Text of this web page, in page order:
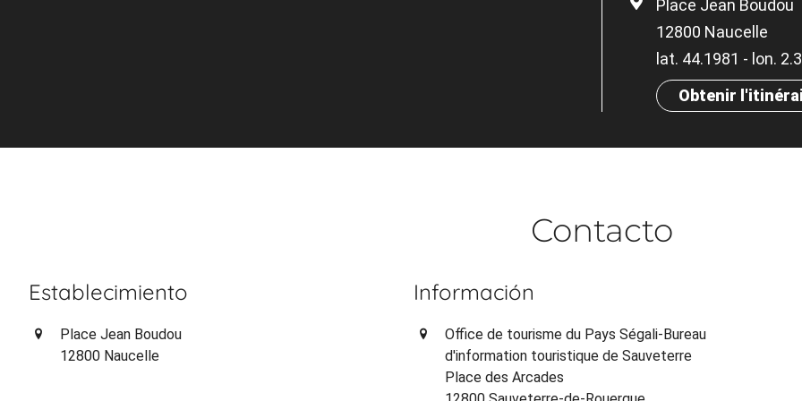
Place Jean Boudou
12800 Naucelle
lat. 44.1981 - lon.
Obtenir
Contacto
Establecimiento
Place Jean Boudou
12800 Naucelle
Información
Office de tourisme du Pays Ségali-Bureau
d'information touristique de Sauveterre
Place des Arcades